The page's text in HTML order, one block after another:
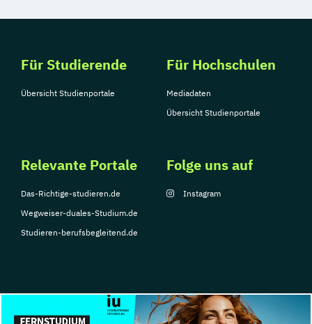
Für Studierende
Übersicht Studienportale
Für Hochschulen
Mediadaten
Übersicht Studienportale
Relevante Portale
Das-Richtige-studieren.de
Wegweiser-duales-Studium.de
Studieren-berufsbegleitend.de
Folge uns auf
Instagram